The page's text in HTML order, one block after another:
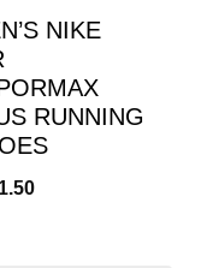
NIKE
RUNNING